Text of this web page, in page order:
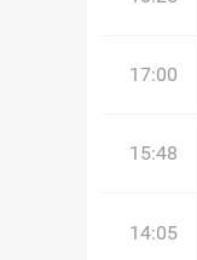
17:00
15:48
14:05